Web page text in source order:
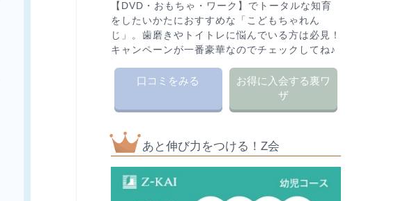
【DVD・おもちゃ・ワーク】でトータルな知育
をしたいかたにおすすめな「こどもちゃれん
じ」。歯磨きやトイトレに悩んでいる方は必見！
キャンペーンが一番豪華なのでチェックしてね♪
口コミをみる
お得に入会する裏ワ
ザ
あと伸び力をつける！Z会